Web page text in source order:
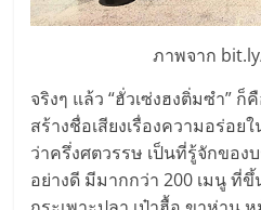
ไชส์,
รวม
ภาพจาก
จริงๆ แล้ว “ฮั่วเซ่งฮงติ่มซำ” ก็
สร้างชื่อเสียงเรื่องความอร่อ
ว่าครึ่งศตวรรษ เป็นที่รู้จักของ
อย่างดี มีมากกว่า 200 เมนู ที่